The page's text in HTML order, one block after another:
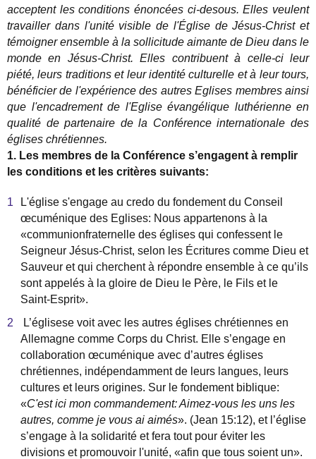
acceptent les conditions énoncées ci-desous. Elles veulent
travailler dans l'unitévisible de l'Église de Jésus-Christ et
témoigner ensemble à la sollicitude aimante de Dieu dans le
monde en Jésus-Christ. Elles contribuentà celle-ci leur
piété, leurs traditions et leur identité culturelle età leur tours,
bénéficier de l'expérience des autres Eglises membres ainsi
que l'encadrement de l'Eglise évangélique luthérienne en
qualité de partenaire de la Conférence internationale des
églises chrétiennes.
1. Les membres de la Conférence s’engagent à remplir
les conditions et les critères suivants:
L'église s'engage au credo du fondementdu Conseil
œcuménique des Eglises: Nous appartenons à la
«communionfraternelle des églises qui confessent le
Seigneur Jésus-Christ, selon les Écritures comme Dieu et
Sauveur et qui cherchentà répondre ensemble à ce qu’ils
sont appel és à la gloire de Dieu le Père, le Fils et le
Saint-Esprit».
L’églisese voit avec les autres églises chrétiennes en
Allemagne comme Corps du Christ. Elle s’engage en
collaboration œcuménique avec d’autres églises
chrétiennes, indépendamment de leurs langues, leurs
cultures et leurs origines. Sur le fondement biblique:
«C'est ici mon commandement: Aimez-vous les uns les
autres, comme je vous ai aimés». (Jean 15:12), et l ’église
s’engage à la solidarité et fera tout pour éviter les
divisions et promouvoir l'unité, «afin que tous soient un».